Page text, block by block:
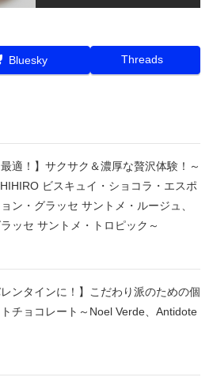
Bluesky Threads
最適！】サクサク＆濃厚な贅沢体験！～
ビスキュイ・ショコラ・エスポ
ン・グラッセ サントメ・ルージュ、
ッセ サントメ・トロピック～
レンタインに！】こだわり派のための個
チョコレート～Noel Verde、Antidote